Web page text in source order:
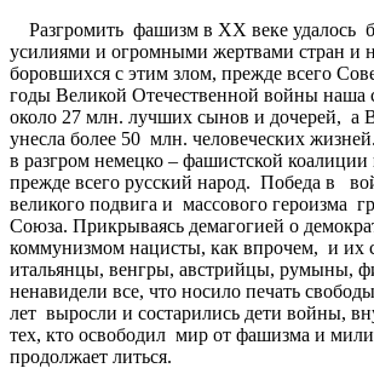
Разгромить фашизм в ХХ веке удалось
усилиями и огромными жертвами стран и
боровшихся с этим злом, прежде всего
годы Великой Отечественной войны наша
около 27 млн. лучших сынов и дочерей, а
унесла более 50 млн. человеческих
в разгром немецко – фашистской коалиции
прежде всего русский народ. Победа в
великого подвига и массового героизма
Союза. Прикрываясь демагогией о
коммунизмом нацисты, как впрочем, и их
итальянцы, венгры, австрийцы, румыны,
ненавидели все, что носило печать
лет выросли и состарились дети войны,
тех, кто освободил мир от фашизма и
продолжает литься.